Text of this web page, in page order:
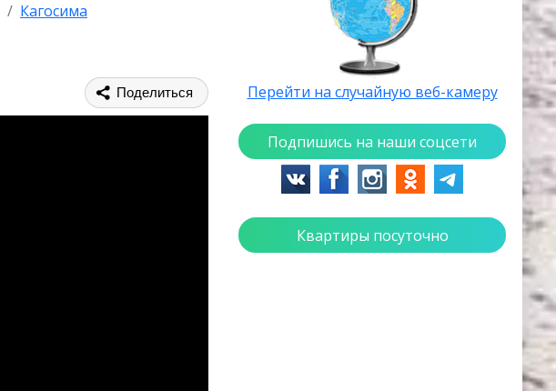
Кагосима
Поделиться Перейти на случайную веб-камеру
Подпишись на наши соцсети
Квартиры посуточно